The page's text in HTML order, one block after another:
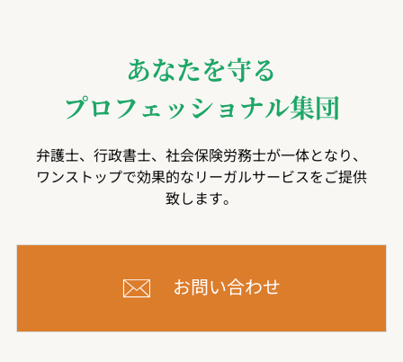
あなたを守る
プロフェッショナル集団
弁護士、行政書士、社会保険労務士が一体となり、
ワンストップで効果的なリーガルサービスをご提供
致します。
お問い合わせ